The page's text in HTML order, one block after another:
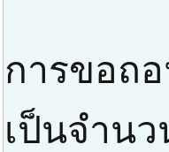
การขอถ
เป็นจำนว